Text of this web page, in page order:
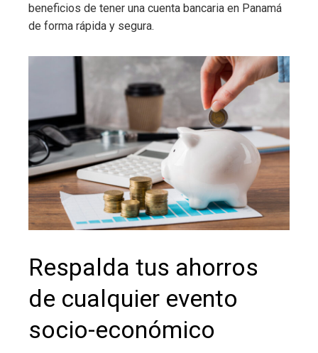
beneficios de tener una cuenta bancaria en Panamá
de forma rápida y segura.
Respalda tus ahorros
de cualquier evento
socio-económico